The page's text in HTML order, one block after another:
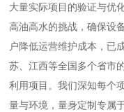
大量实际项目的验证与优
高油高水的挑战，确保设
户降低运营维护成本， 已
苏、江西等全国多个省市
利用项目。我们深知每个
量与环境，量身定制专属